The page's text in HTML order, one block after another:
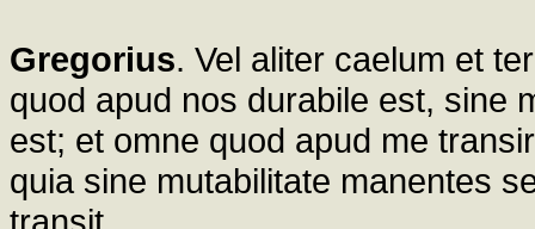
Gregorius. Vel aliter caelum et
quod apud nos durabile est, sine
est; et omne quod apud me
quia sine mutabilitate manentes